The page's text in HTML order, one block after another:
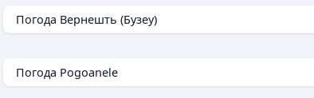
Погода Вернешть (Бузеу)
Погода Pogoanele